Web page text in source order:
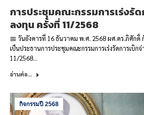
การประชุมคณะกรรมการเร่งรั
ลงทุน ครั้งที่ 11/2568
📅 วันอังคารที่ 16 ธันวาคม พ.ศ. 2568 ผศ.ดร.ภิศักดิ์
เป็นประธานการประชุมคณะกรรมการเร่งรัดการเบิก
11/2568…
อ่านต่อ...
กิจกรรมปี 2568